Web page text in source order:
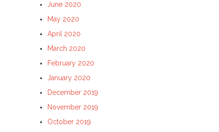
June 2020
May 2020
April 2020
March 2020
February 2020
January 2020
December 2019
November 2019
October 2019